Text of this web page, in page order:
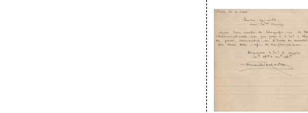
Data:Terça, 23 de Maio
DTE -
Teixeira Gomes
Tipo Documental:
Página(s):1